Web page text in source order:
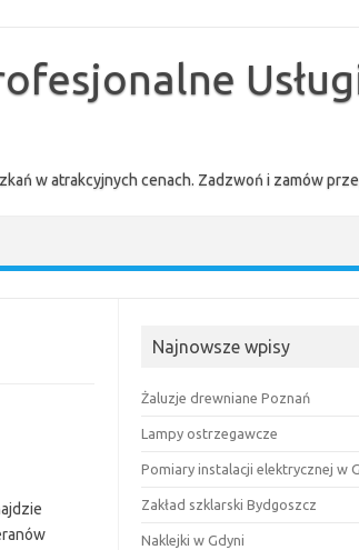
w atrakcyjnych cenach. Zadzwoń i zamów
Najnowsze wpisy
Żaluzje drewniane Poznań
Lampy ostrzegawcze
Pomiary instalacji elektrycznej w
Zakład szklarski Bydgoszcz
Naklejki w Gdyni